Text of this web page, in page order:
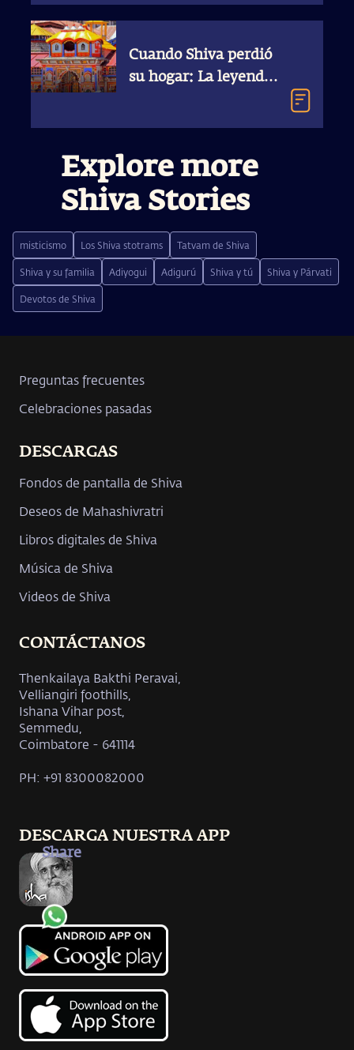
Cuando Shiva perdió
su hogar: La leyenda
Explore more
Shiva Stories
misticismo Los Shiva stotrams Tatvam de Shiva
Shiva y su familia Adiyogui Adigurú Shiva y tú Shiva y Párvati
Devotos de Shiva
Share
Preguntas frecuentes
Celebraciones pasadas
DESCARGAS
Fondos de pantalla de Shiva
Deseos de Mahashivratri
Libros digitales de Shiva
Música de Shiva
Videos de Shiva
CONTÁCTANOS
Thenkailaya Bakthi Peravai,
Velliangiri foothills,
Ishana Vihar post,
Semmedu,
Coimbatore - 641114
PH: +91 8300082000
DESCARGA NUESTRA APP